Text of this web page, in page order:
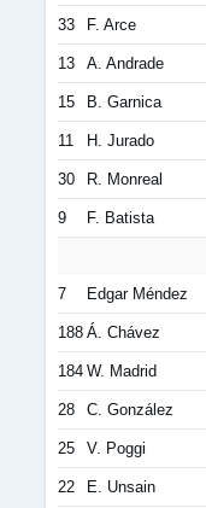
33 F. Arce
13 A. Andrade
15 B. Garnica
11 H. Jurado
30 R. Monreal
9 F. Batista
7 Edgar Méndez
188 Á. Chávez
184 W. Madrid
28 C. González
25 V. Poggi
22 E. Unsain